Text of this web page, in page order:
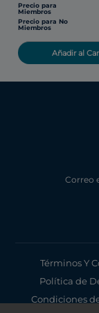
Precio para
Miembros
Precio para No
Miembros
Añadir al
Correo
Términos Y
Política de
Condiciones